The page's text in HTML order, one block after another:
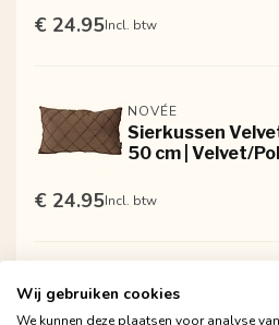
€ 24.95Incl. btw
NOVÉE
Sierkussen
50 cm | Velvet/
€ 24.95Incl. btw
NOVÉE
Wij gebruiken cookies
We kunnen deze plaatsen voor analyse